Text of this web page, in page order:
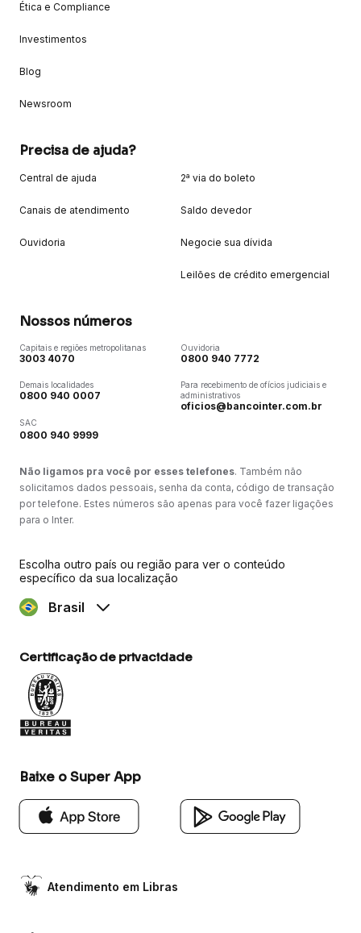
Ética e Compliance
Investimentos
Blog
Newsroom
Precisa de ajuda?
Central de ajuda
Canais de atendimento
Ouvidoria
2ª via do boleto
Saldo devedor
Negocie sua dívida
Leilões de crédito emergencial
Nossos números
Capitais e regiões metropolitanas
3003 4070
Demais localidades
0800 940 0007
SAC
0800 940 9999
Ouvidoria
0800 940 7772
Para recebimento de ofícios judiciais e
administrativos
oficios@bancointer.com.br
Não ligamos pra você por esses telefones. Também não
solicitamos dados pessoais, senha da conta, código de transação
por telefone. Estes números são apenas para você fazer ligações
para o Inter.
Escolha outro país ou região para ver o conteúdo
específico da sua localização
Brasil
Certificação de privacidade
Baixe o Super App
Atendimento em Libras